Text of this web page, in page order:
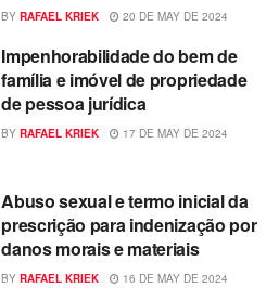
BY RAFAEL KRIEK 20 DE MAY DE 2024
Impenhorabilidade do bem de
família e imóvel de propriedade
de pessoa jurídica
BY RAFAEL KRIEK 17 DE MAY DE 2024
Abuso sexual e termo inicial da
prescrição para indenização por
danos morais e materiais
BY RAFAEL KRIEK 16 DE MAY DE 2024